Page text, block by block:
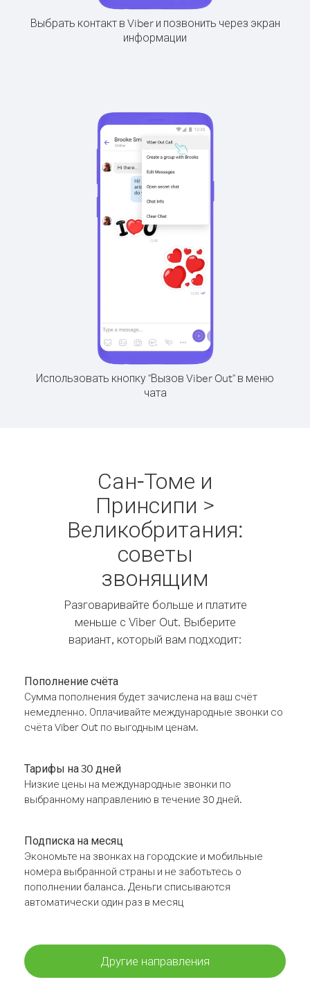
Выбрать контакт в Viber и позвонить через экран
информации
Использовать кнопку "Вызов Viber Out" в меню
чата
Сан-Томе и
Принсипи >
Великобритания:
советы
звонящим
Разговаривайте больше и платите
меньше с Viber Out. Выберите
вариант, который вам подходит:
Пополнение счёта
Сумма пополнения будет зачислена на ваш счёт
немедленно. Оплачивайте международные звонки со
счёта Viber Out по выгодным ценам.
Тарифы на 30 дней
Низкие цены на международные звонки по
выбранному направлению в течение 30 дней.
Подписка на месяц
Экономьте на звонках на городские и мобильные
номера выбранной страны и не заботьтесь о
пополнении баланса. Деньги списываются
автоматически один раз в месяц
Другие направления